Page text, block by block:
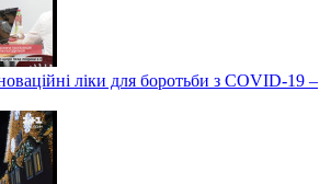
ліки для боротьби з COVID-19 –